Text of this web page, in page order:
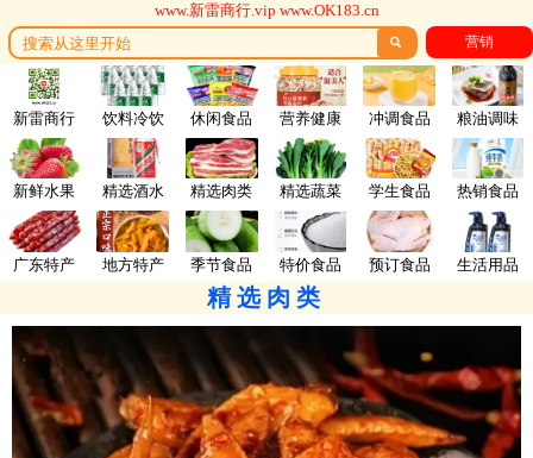
www.新雷商行.vip www.OK183.cn
 营销
新雷商行 饮料冷饮 休闲食品 营养健康 冲调食品 粮油调味
新鲜水果 精选酒水 精选肉类 精选蔬菜 学生食品 热销食品
广东特产 地方特产 季节食品 特价食品 预订食品 生活用品
精选肉类